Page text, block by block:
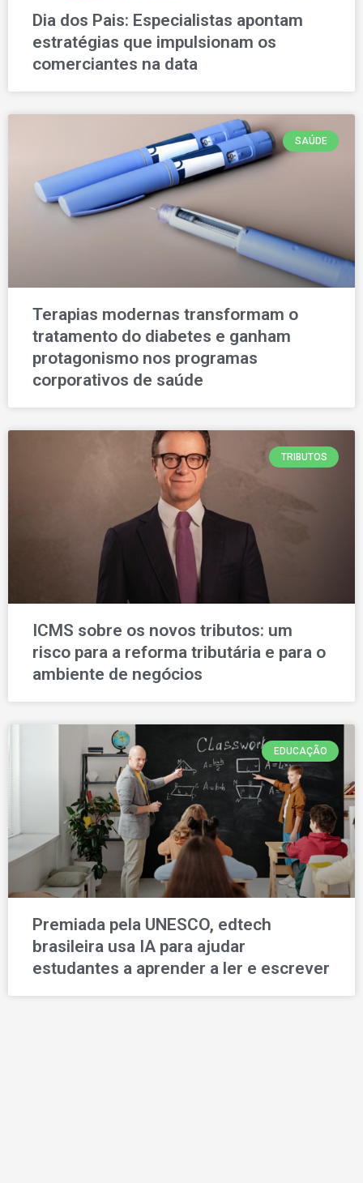
Dia dos Pais: Especialistas apontam
estratégias que impulsionam os
comerciantes na data
SAÚDE
Terapias modernas transformam o
tratamento do diabetes e ganham
protagonismo nos programas
corporativos de saúde
TRIBUTOS
ICMS sobre os novos tributos: um
risco para a reforma tributária e para o
ambiente de negócios
EDUCAÇÃO
Premiada pela UNESCO, edtech
brasileira usa IA para ajudar
estudantes a aprender a ler e escrever